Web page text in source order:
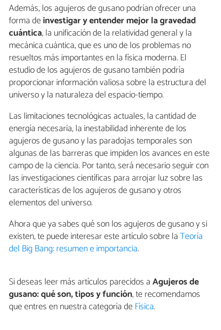
Además, los agujeros de gusano podrían ofrecer una
forma deinvestigar y entender mejor la gravedad
cuántica, la unificación de la relatividad general y la
mecánica cuántica, que es uno de los problemas no
resueltos más importantes en la física moderna. El
estudio de los agujeros de gusano también podría
proporcionar información valiosa sobre la estructura del
universo y la naturaleza del espacio-tiempo.
Las limitaciones tecnológicas actuales, la cantidad de
energía necesaria, la inestabilidad inherente de los
agujeros de gusano y las paradojas temporales son
algunas de las barreras que impiden los avances en este
campo de la ciencia. Por tanto, será necesario seguir con
las investigaciones científicas para arrojar luz sobre las
características de los agujeros de gusano y otros
elementos del universo.
Ahora que ya sabes qué son los agujeros de gusano y si
existen, te puede interesar este artículo sobre laTeoría
del Big Bang: resumen e importancia.
Si deseas leer más artículos parecidos aAgujeros de
gusano: qué son, tipos y función, te recomendamos
que entres en nuestra categoría deFísica.